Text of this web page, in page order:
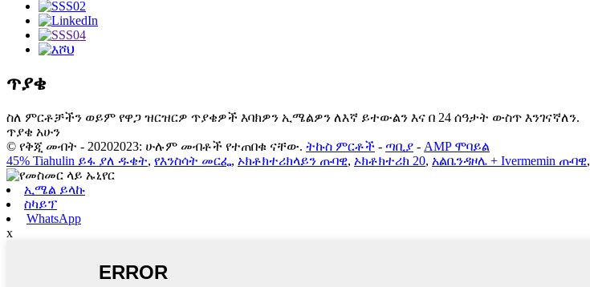
ጥያቄ
ስለ ምርቶቻችን ወይም የዋጋ ዝርዝርዎ ጥያቄዎች እባክዎን ኢሜልዎን ለእኛ ይተውልን እና በ 24 ሰዓታት ውስጥ እንገናኛለን.
ጥያቄ አሁን
© የቅጂ መብት - 20202023: ሁሉም መብቶች የተጠበቁ ናቸው. ትኩስ ምርቶች - ጣቢያ - AMP ሞባይል
45% Tiahulin ይፋ ያለ ዱቄት, የእንስሳት መርፌ, ኦክቶክተሪክላይን ጡባዊ, ኦክቶክተሪክ 20, አልቤንዳዞሌ + Ivermemin ጡባዊ,
ኢሜል ይላኩ
ስካይፕ
WhatsApp
x